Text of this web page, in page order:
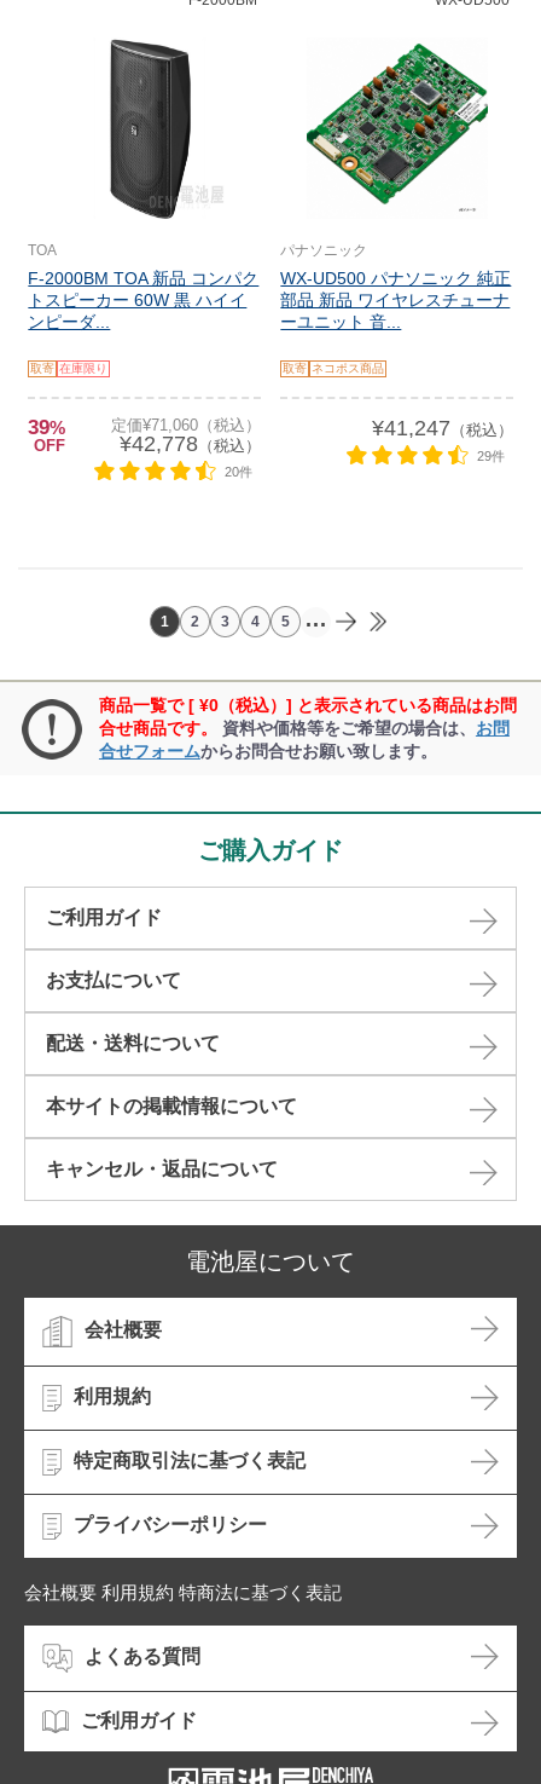
TOA
F-2000BM TOA 新品 コンパク
トスピーカー 60W 黒 ハイイ
ンピーダ...
取寄 在庫限り
39%
OFF
定価¥71,060（税込）
¥42,778（税込）
20件
パナソニック
WX-UD500 パナソニック 純正
部品 新品 ワイヤレスチューナ
ーユニット 音...
取寄 ネコポス商品
¥41,247 （税込）
29件
1 2 3 4 5 ...
商品一覧で [ ¥0（税込）] と表示されている商品はお問
合せ商品です。
資料や価格等をご希望の場合は、 お問
合せフォームからお問合せお願い致します。
ご購入ガイド
ご利用ガイド
お支払について
配送・送料について
本サイトの掲載情報について​
キャンセル・返品について​
電池屋について
会社概要
利用規約
特定商取引法に基づく表記
プライバシーポリシー
会社概要 利用規約 特商法に基づく表記
よくある質問
ご利用ガイド